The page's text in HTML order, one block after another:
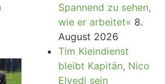
Spannend zu sehen,
wie er arbeitet« 8.
August 2026
Tim Kleindienst
bleibt Kapitän, Nico
Elvedi sein